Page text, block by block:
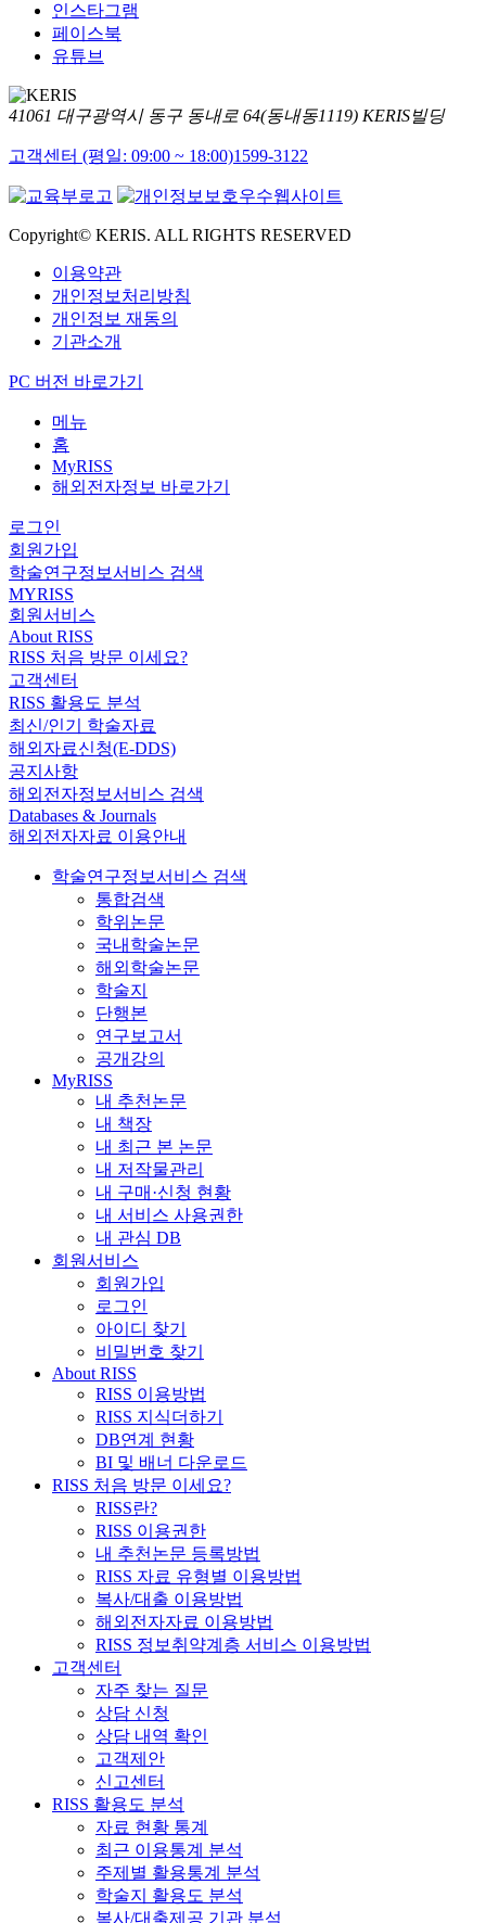
인스타그램
페이스북
유튜브
41061 대구광역시 동구 동내로 64(동내동1119) KERIS빌딩
고객센터 (평일: 09:00 ~ 18:00)1599-3122
Copyright© KERIS. ALL RIGHTS RESERVED
이용약관
개인정보처리방침
개인정보 재동의
기관소개
PC 버전 바로가기
메뉴
홈
MyRISS
해외전자정보 바로가기
로그인
회원가입
학술연구정보서비스 검색
MYRISS
회원서비스
About RISS
RISS 처음 방문 이세요?
고객센터
RISS 활용도 분석
최신/인기 학술자료
해외자료신청(E-DDS)
공지사항
해외전자정보서비스 검색
Databases & Journals
해외전자자료 이용안내
학술연구정보서비스 검색
통합검색
학위논문
국내학술논문
해외학술논문
학술지
단행본
연구보고서
공개강의
MyRISS
내 추천논문
내 책장
내 최근 본 논문
내 저작물관리
내 구매·신청 현황
내 서비스 사용권한
내 관심 DB
회원서비스
회원가입
로그인
아이디 찾기
비밀번호 찾기
About RISS
RISS 이용방법
RISS 지식더하기
DB연계 현황
BI 및 배너 다운로드
RISS 처음 방문 이세요?
RISS란?
RISS 이용권한
내 추천논문 등록방법
RISS 자료 유형별 이용방법
복사/대출 이용방법
해외전자자료 이용방법
RISS 정보취약계층 서비스 이용방법
고객센터
자주 찾는 질문
상담 신청
상담 내역 확인
고객제안
신고센터
RISS 활용도 분석
자료 현황 통계
최근 이용통계 분석
주제별 활용통계 분석
학술지 활용도 분석
복사/대출제공 기관 분석